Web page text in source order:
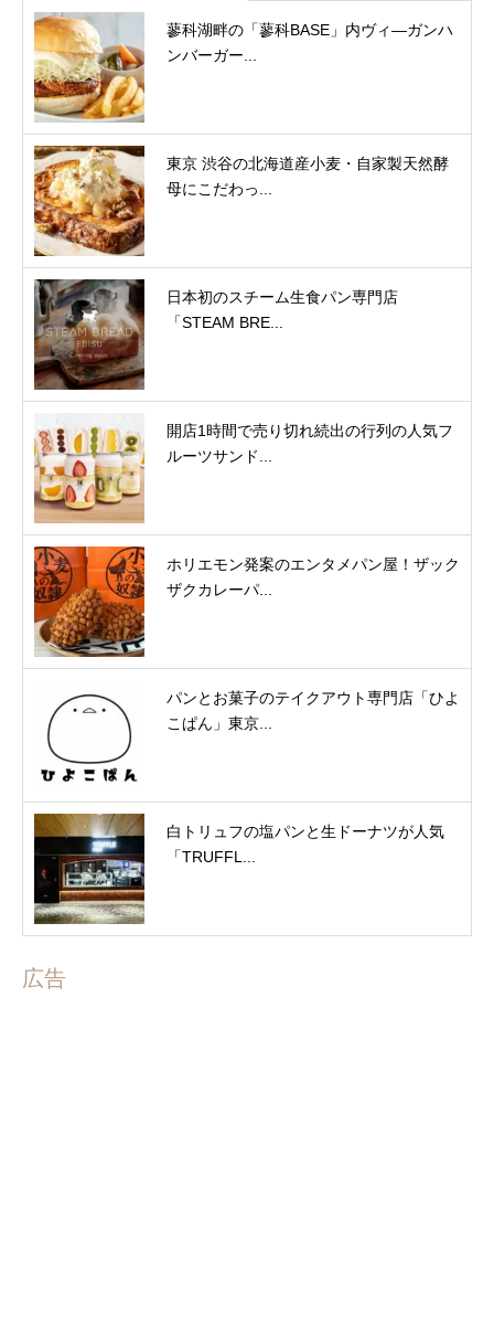
蓼科湖畔の「蓼科BASE」内ヴィ―ガンハ
ンバーガー...
東京 渋谷の北海道産小麦・自家製天然酵
母にこだわっ...
日本初のスチーム生食パン専門店
「STEAM BRE...
開店1時間で売り切れ続出の行列の人気フ
ルーツサンド...
ホリエモン発案のエンタメパン屋！ザック
ザクカレーパ...
パンとお菓子のテイクアウト専門店「ひよ
こぱん」東京...
白トリュフの塩パンと生ドーナツが人気
「TRUFFL...
広告